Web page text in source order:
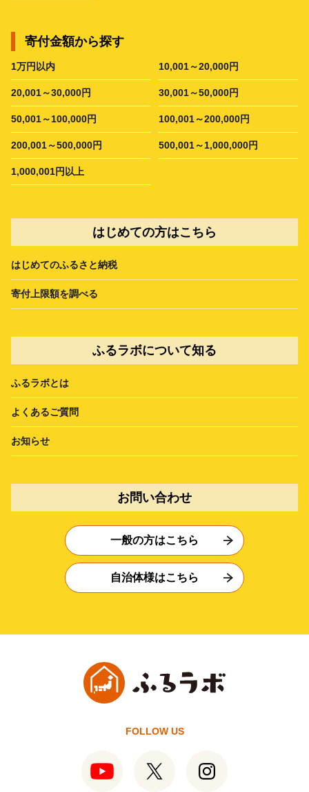
寄付金額から探す
1万円以内 10,001～20,000円
20,001～30,000円 30,001～50,000円
50,001～100,000円 100,001～200,000円
200,001～500,000円 500,001～1,000,000円
1,000,001円以上
はじめての方はこちら
はじめてのふるさと納税
寄付上限額を調べる
ふるラボについて知る
ふるラボとは
よくあるご質問
お知らせ
お問い合わせ
一般の方はこちら
自治体様はこちら
FOLLOW US